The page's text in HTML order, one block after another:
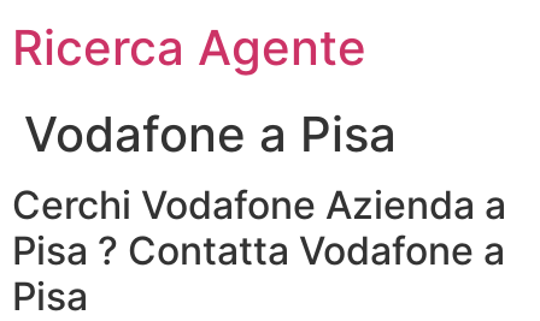
Ricerca Agente
Vodafone a Pisa
Cerchi Vodafone Azienda a
Pisa ? Contatta Vodafone a
Pisa